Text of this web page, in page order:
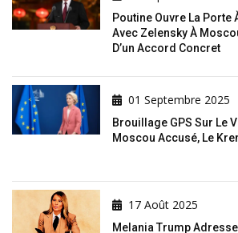
Poutine Ouvre La Porte
Avec Zelensky À
D’un Accord Concret
01 Septembre 2025
Brouillage GPS Sur Le
Moscou Accusé, Le
17 Août 2025
Melania Trump